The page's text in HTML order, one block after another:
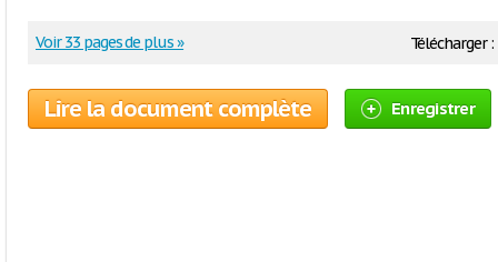
Télécharger :
Voir 33 pages de plus »
Lire la document complète Enregistrer